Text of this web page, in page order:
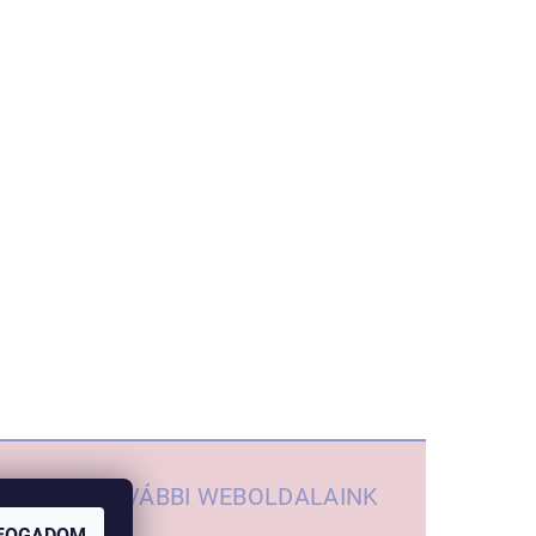
TOVÁBBI WEBOLDALAINK